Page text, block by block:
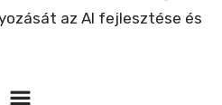
az AI fejlesztése és